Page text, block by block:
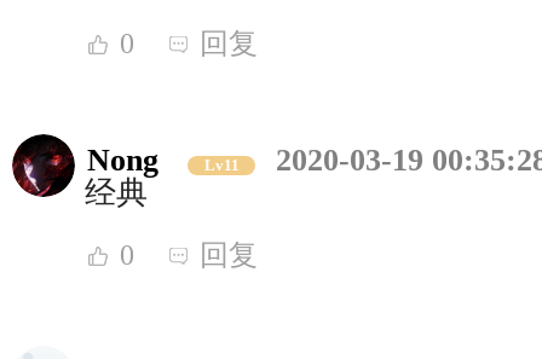
0 回复
Nong Lv11
2020-03-19
经典
0 回复